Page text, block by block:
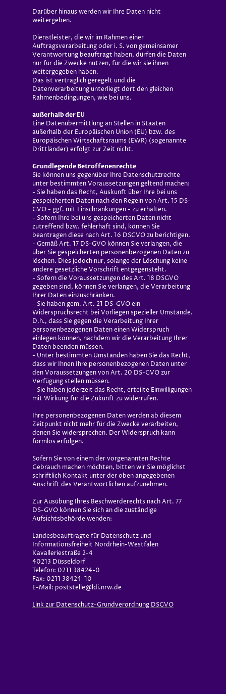
Darüber hinaus werden wir Ihre Daten nicht
weitergeben.
Dienstleister, die wir im Rahmen einer
Auftragsverarbeitung oder i. S. von gemeinsamer
Verantwortung beauftragt haben, dürfen die Daten
nur für die Zwecke nutzen, für die wir sie ihnen
weitergegeben haben.
Das ist vertraglich geregelt und die
Datenverarbeitung unterliegt dort den gleichen
Rahmenbedingungen, wie bei uns.
außerhalb der EU
Eine Datenübermittlung an Stellen in Staaten
außerhalb der Europäischen Union (EU) bzw. des
Europäischen Wirtschaftsraums (EWR) (sogenannte
Drittländer) erfolgt zur Zeit nicht.
Grundlegende Betroffenenrechte
Sie können uns gegenüber Ihre Datenschutzrechte
unter bestimmten Voraussetzungen geltend machen:
- Sie haben das Recht, Auskunft über Ihre bei uns
gespeicherten Daten nach den Regeln von Art. 15 DS-
GVO - ggf. mit Einschränkungen - zu erhalten.
- Sofern Ihre bei uns gespeicherten Daten nicht
zutreffend bzw. fehlerhaft sind, können Sie
beantragen diese nach Art. 16 DSGVO zu berichtigen.
- Gemäß Art. 17 DS-GVO können Sie verlangen, die
über Sie gespeicherten personenbezogenen Daten zu
löschen. Dies jedoch nur, solange der Löschung keine
andere gesetzliche Vorschrift entgegensteht.
- Sofern die Voraussetzungen des Art. 18 DSGVO
gegeben sind, können Sie verlangen, die Verarbeitung
Ihrer Daten einzuschränken.
- Sie haben gem. Art. 21 DS-GVO ein
Widerspruchsrecht bei Vorliegen spezieller Umstände.
D.h., dass Sie gegen die Verarbeitung Ihrer
personenbezogenen Daten einen Widerspruch
einlegen können, nachdem wir die Verarbeitung Ihrer
Daten beenden müssen.
- Unter bestimmten Umständen haben Sie das Recht,
dass wir Ihnen Ihre personenbezogenen Daten unter
den Voraussetzungen von Art. 20 DS-GVO zur
Verfügung stellen müssen.
- Sie haben jederzeit das Recht, erteilte Einwilligungen
mit Wirkung für die Zukunft zu widerrufen.
Ihre personenbezogenen Daten werden ab diesem
Zeitpunkt nicht mehr für die Zwecke verarbeiten,
denen Sie widersprechen. Der Widerspruch kann
formlos erfolgen.
Sofern Sie von einem der vorgenannten Rechte
Gebrauch machen möchten, bitten wir Sie möglichst
schriftlich Kontakt unter der oben angegebenen
Anschrift des Verantwortlichen aufzunehmen.
Zur Ausübung Ihres Beschwerderechts nach Art. 77
DS-GVO können Sie sich an die zuständige
Aufsichtsbehörde wenden:
Landesbeauftragte für Datenschutz und
Informationsfreiheit Nordrhein-Westfalen
Kavalleriestraße 2-4
40213 Düsseldorf
Telefon: 0211 38424-0
Fax: 0211 38424-10
E-Mail: poststelle@ldi.nrw.de
Link zur Datenschutz-Grundverordnung DSGVO